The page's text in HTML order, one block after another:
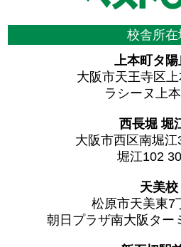
校舎所在
上本町タ
大阪市天王寺区
ラシーヌ上
西長堀 堀
大阪市西区南堀
堀江102
天美校
松原市天美東7
朝日プラザ南大阪ター